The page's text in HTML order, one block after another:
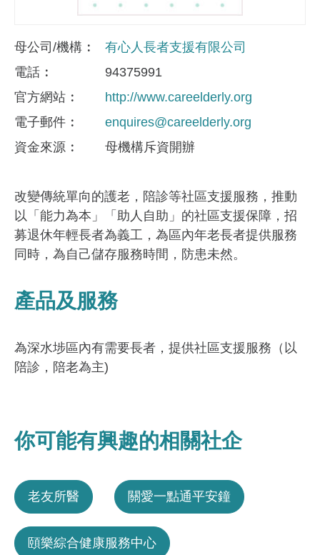
母公司/機構
有心人長者支援有限公司
電話
94375991
官方網站
http://www.careelderly.org
電子郵件
enquires@careelderly.org
資金來​源
母機構斥資開辦
改變傳統單向的護老，陪診等社區支援服務，推動
以「能力為本」「助人自助」的社區支援保障，招
募退休年輕長者為義工，為區內年老長者提供服務
同時，為自己儲存服務時間，防患未然。
產品及服務
為深水埗區內有需要長者，提供社區支援服務（以
陪診，陪老為主)
你可能有興趣的相關社企
老友所醫 關愛一點通平安鐘
頤樂綜合健康服務中心